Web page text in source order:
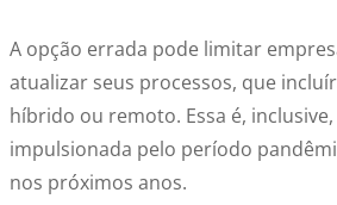
A opção errada pode limitar
atualizar seus processos, que
híbrido ou remoto. Essa é,
impulsionada pelo período
nos próximos anos.